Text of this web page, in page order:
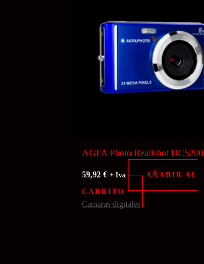
AGFA Photo Realishot DC5200
59,92€ + Iva
AÑADIR AL
CARRITO
Camaras digitales